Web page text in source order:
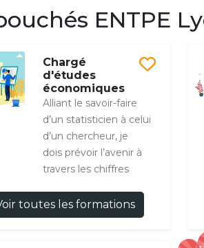
ENTPE
Chargé
d'études
économiques
Alliant le savoir-faire
d’un statisticien à celui
d’un chercheur, je
dois prévoir l’avenir à
travers les chiffres
toutes les formations